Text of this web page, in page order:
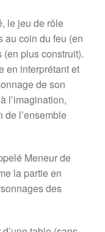
le jeu de rôle
au coin du feu (en
(en plus construit).
en interprétant et
de son
l’imagination,
de l’ensemble
Meneur de
la partie en
des